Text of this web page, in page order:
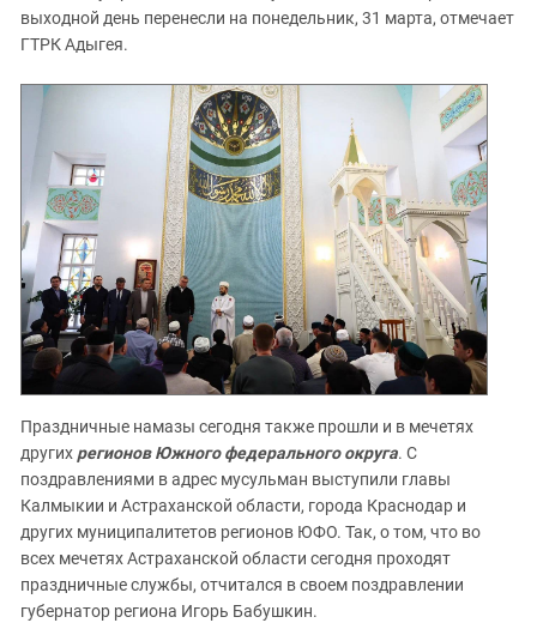
выходной день перенесли на понедельник, 31 марта, отмечает
ГТРК Адыгея.
Праздничные намазы сегодня также прошли и в мечетях
других регионов Южного федерального округа. С
поздравлениями в адрес мусульман выступили главы
Калмыкии и Астраханской области, города Краснодар и
других муниципалитетов регионов ЮФО. Так, о том, что во
всех мечетях Астраханской области сегодня проходят
праздничные службы, отчитался в своем поздравлении
губернатор региона Игорь Бабушкин.